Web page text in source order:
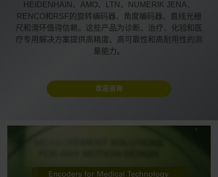
HEIDENHAIN、AMO、LTN、NUMERIK JENA、
RENCO和RSF的旋转编码器、角度编码器、直线光栅
尺和滑环值得信赖。这些产品为诊断、治疗、化验和医
疗专用解决方案提供高精度、高可靠性和高耐用性的测
量能力。
欢迎咨询